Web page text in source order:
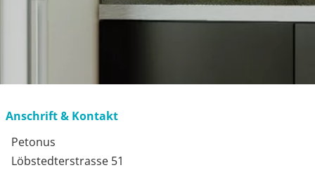
Anschrift & Kontakt
Petonus
Löbstedterstrasse 51